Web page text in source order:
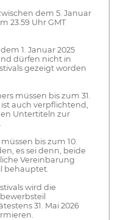
dem 5. Januar
23.59 Uhr GMT
1. Januar 2025
dürfen nicht in
gezeigt worden
müssen bis zum 31.
ist auch verpflichtend,
Untertiteln zur
bis zum 10.
es sei denn, beide
Vereinbarung
behauptet.
wird die
31. Mai 2026